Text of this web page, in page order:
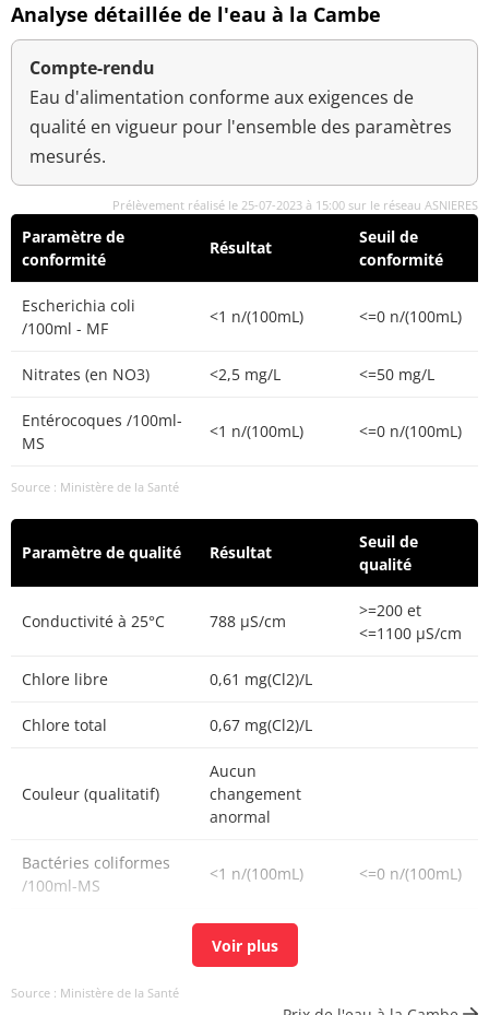
Analyse détaillée de l'eau à la Cambe
Compte-rendu
Eau d'alimentation conforme aux exigences de
qualité en vigueur pour l'ensemble des paramètres
mesurés.
Prélèvement réalisé le 25-07-2023 à 15:00 sur le réseau ASNIERES
Paramètre de
conformité
Résultat
Seuil de
conformité
Escherichia coli
/100ml - MF
<1 n/(100mL) <=0 n/(100mL)
Nitrates (en NO3) <2,5 mg/L <=50 mg/L
Entérocoques /100ml-
MS
<1 n/(100mL) <=0 n/(100mL)
Source : Ministère de la Santé
Paramètre de qualité Résultat
Seuil de
qualité
Conductivité à 25°C 788 µS/cm
>=200 et
<=1100 µS/cm
Chlore libre 0,61 mg(Cl2)/L
Chlore total 0,67 mg(Cl2)/L
Couleur (qualitatif)
Aucun
changement
anormal
Bactéries coliformes
/100ml-MS
<1 n/(100mL) <=0 n/(100mL)
<20,000 µg/L
à 22°-68h
Source : Ministère de la Santé